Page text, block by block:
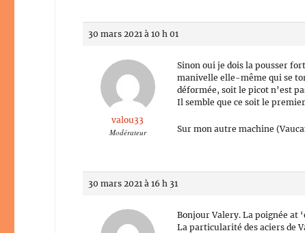
30 mars 2021 à 10 h 01
valou33
Modérateur
Sinon oui je dois la pousser
manivelle elle-même qui se
déformée, soit le picot n’est
Il semble que ce soit le
Sur mon autre machine
30 mars 2021 à 16 h 31
Bonjour Valery. La poignée at
La particularité des aciers de